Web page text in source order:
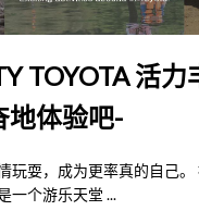
TOYOTA 活力
地体验吧-
玩耍，成为更率真的自己。
一个游乐天堂 ...